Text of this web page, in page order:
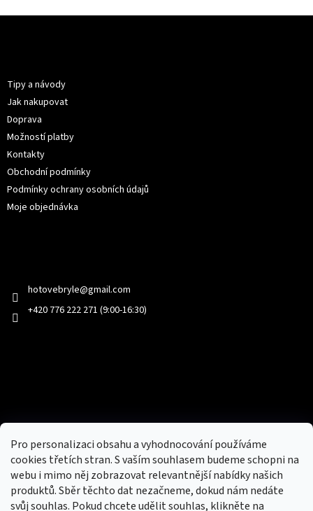
Pro personalizaci obsahu a vyhodnocování používáme
cookies třetích stran. S vaším souhlasem budeme schopni na
webu i mimo něj zobrazovat relevantnější nabídky našich
produktů. Sběr těchto dat nezačneme, dokud nám nedáte
svůj souhlas. Pokud chcete udělit souhlas, klikněte na
Tipy a návody
Jak nakupovat
Doprava
Možností platby
Kontakty
Obchodní podmínky
Podmínky ochrany osobních údajů
Moje objednávka
hotovebryle@gmail.com
+420 776 222 271 (9:00-16:30)